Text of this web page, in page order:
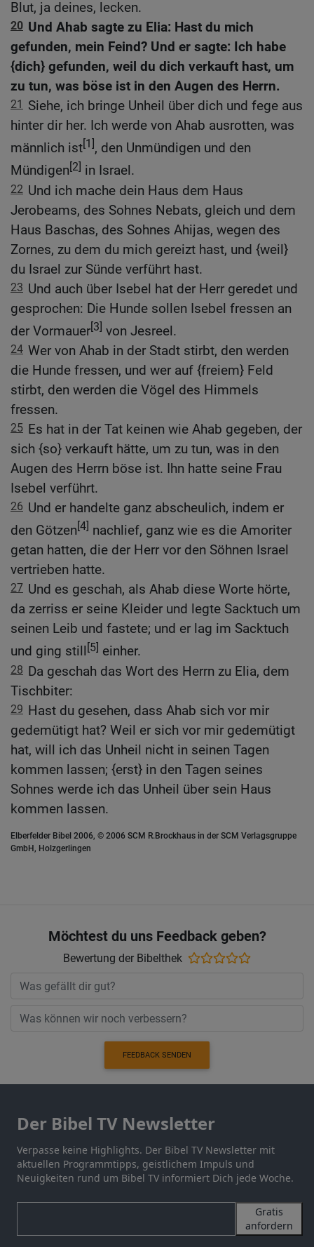
Blut, ja deines, lecken.
20 Und Ahab sagte zu Elia: Hast du mich
gefunden, mein Feind? Und er sagte: Ich habe
{dich} gefunden, weil du dich verkauft hast, um
zu tun, was böse ist in den Augen des Herrn.
21 Siehe, ich bringe Unheil über dich und fege aus
hinter dir her. Ich werde von Ahab ausrotten, was
männlich ist[1], den Unmündigen und den
Mündigen[2] in Israel.
22 Und ich mache dein Haus dem Haus
Jerobeams, des Sohnes Nebats, gleich und dem
Haus Baschas, des Sohnes Ahijas, wegen des
Zornes, zu dem du mich gereizt hast, und {weil}
du Israel zur Sünde verführt hast.
23 Und auch über Isebel hat der Herr geredet und
gesprochen: Die Hunde sollen Isebel fressen an
der Vormauer[3] von Jesreel.
24 Wer von Ahab in der Stadt stirbt, den werden
die Hunde fressen, und wer auf {freiem} Feld
stirbt, den werden die Vögel des Himmels
fressen.
25 Es hat in der Tat keinen wie Ahab gegeben, der
sich {so} verkauft hätte, um zu tun, was in den
Augen des Herrn böse ist. Ihn hatte seine Frau
Isebel verführt.
26 Und er handelte ganz abscheulich, indem er
den Götzen[4] nachlief, ganz wie es die Amoriter
getan hatten, die der Herr vor den Söhnen Israel
vertrieben hatte.
27 Und es geschah, als Ahab diese Worte hörte,
da zerriss er seine Kleider und legte Sacktuch um
seinen Leib und fastete; und er lag im Sacktuch
und ging still [5] einher.
28 Da geschah das Wort des Herrn zu Elia, dem
Tischbiter:
29 Hast du gesehen, dass Ahab sich vor mir
gedemütigt hat? Weil er sich vor mir gedemütigt
hat, will ich das Unheil nicht in seinen Tagen
kommen lassen; {erst} in den Tagen seines
Sohnes werde ich das Unheil über sein Haus
kommen lassen.
Elberfelder Bibel 2006, © 2006 SCM R.Brockhaus in der SCM Verlagsgruppe
GmbH, Holzgerlingen
Möchtest du uns Feedback geben?
Bewertung der Bibelthek
FEEDBACK SENDEN
Der Bibel TV Newsletter
Verpasse keine Highlights. Der Bibel TV Newsletter mit
aktuellen Programmtipps, geistlichem Impuls und
Neuigkeiten rund um Bibel TV informiert Dich jede Woche.
Gratis
anfordern